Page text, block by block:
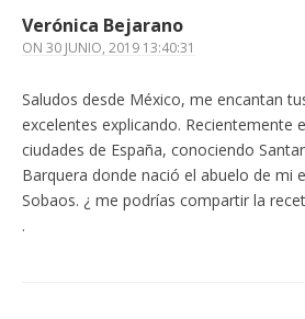
Verónica Bejarano
ON 30 JUNIO, 2019 13:40:31
Saludos desde México, me encantan
excelentes explicando. Recientemente
ciudades de España, conociendo
Barquera donde nació el abuelo de mi
Sobaos. ¿ me podrías compartir la
.